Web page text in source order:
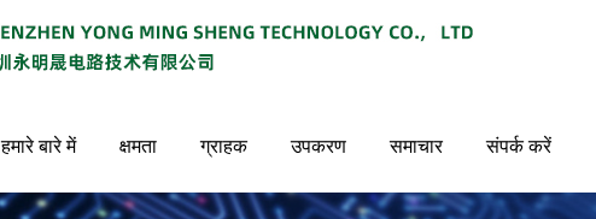
हमारे बारे में क्षमता ग्राहक उपकरण समाचार संपर्क करें